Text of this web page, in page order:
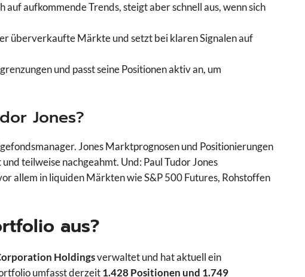
auf aufkommende Trends, steigt aber schnell aus, wenn sich
überverkaufte Märkte und setzt bei klaren Signalen auf
und passt seine Positionen aktiv an, um
Jones?
Jones Marktprognosen und Positionierungen
teilweise nachgeahmt. Und: Paul Tudor Jones
allem in liquiden Märkten wie S&P 500 Futures, Rohstoffen
aus?
Holdingsverwaltet und hat aktuell ein
umfasst derzeit1.428 Positionen und 1.749